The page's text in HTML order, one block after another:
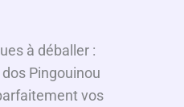
à déballer :
Pingouinou
vos